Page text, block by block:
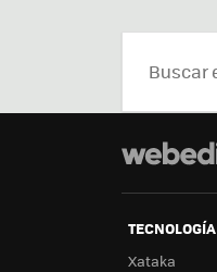
TECNOLOGÍA
Xataka